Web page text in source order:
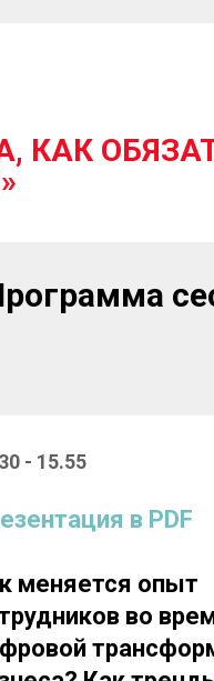
КАК
»
- 15.55
в PDF
меняется опыт
во